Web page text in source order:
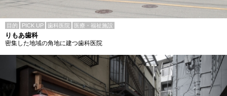
目的 PICK UP 歯科医院 医療・福祉施設
りもあ歯科
密集した地域の角地に建つ歯科医院